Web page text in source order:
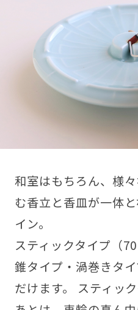
和室はもちろん、様
む香立と香皿が一体
イン。
スティックタイプ（
錐タイプ・渦巻きタ
だけます。 スティッ